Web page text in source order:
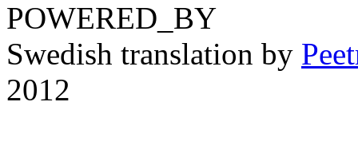
POWERED_BY
Swedish translation by
2012